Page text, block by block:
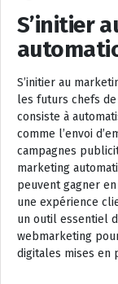
S’initier
S’initier au
les futurs chefs
consiste à
comme l’envoi
campagnes
marketing
peuvent gagner
une expérience
un outil essentiel
webmarketing
digitales mises en